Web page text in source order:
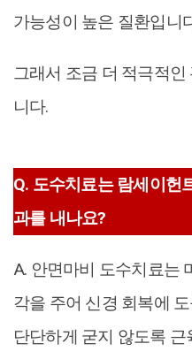
가능성이 높은 질환입니
그래서 조금 더 적극적인
니다.
Q. 도수치료는 람세이헌
과를 내나요?
A. 안면마비 도수치료는
각을 주어 신경 회복에
단단하게 굳지 않도록